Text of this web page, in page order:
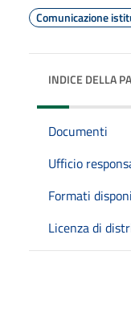
Comunicazione
INDICE DELLA
Documenti
Ufficio
Formati
Licenza di